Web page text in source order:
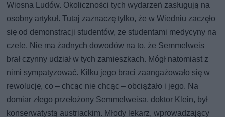
Wiosna Ludów. Okoliczności tych wydarzeń zasługują na
osobny artykuł. Tutaj zaznaczę tylko, że w Wiedniu zaczęło
się od demonstracji studentów, ze studentami medycyny na
czele. Nie ma żadnych dowodów na to, że Semmelweis
brał czynny udział w tych zamieszkach. Mógł natomiast z
nimi sympatyzować. Kilku jego braci zaangażowało się w
rewolucję, co – chcąc nie chcąc – obciążało i jego. Na
domiar złego przełożony Semmelweisa, doktor Klein, był
konserwatystą austriackim. Młody lekarz, wprowadzający